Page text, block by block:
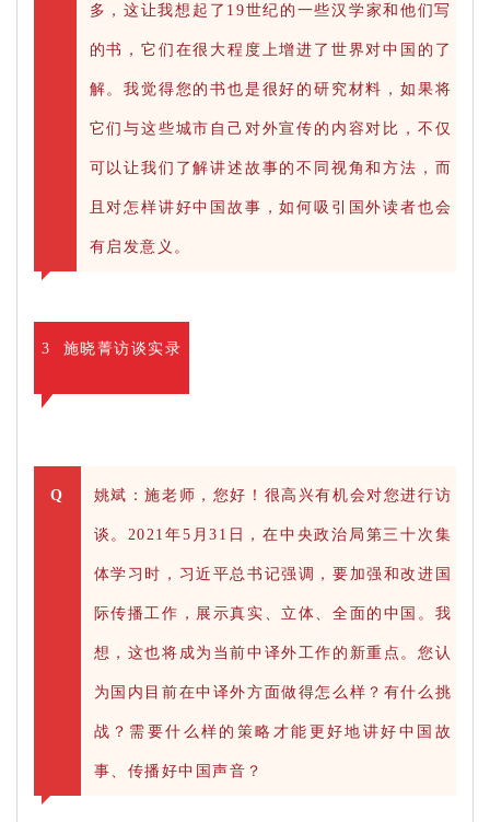
多，这让我想起了19世纪的一些汉学家和他们写
的书，它们在很大程度上增进了世界对中国的了
解。我觉得您的书也是很好的研究材料，如果将
它们与这些城市自己对外宣传的内容对比，不仅
可以让我们了解讲述故事的不同视角和方法，而
且对怎样讲好中国故事，如何吸引国外读者也会
有启发意义。
3 施晓菁访谈实录
Q 姚斌：施老师，您好！很高兴有机会对您进行访
谈。2021年5月31日，在中央政治局第三十次集
体学习时，习近平总书记强调，要加强和改进国
际传播工作，展示真实、立体、全面的中国。我
想，这也将成为当前中译外工作的新重点。您认
为国内目前在中译外方面做得怎么样？有什么挑
战？需要什么样的策略才能更好地讲好中国故
事、传播好中国声音？